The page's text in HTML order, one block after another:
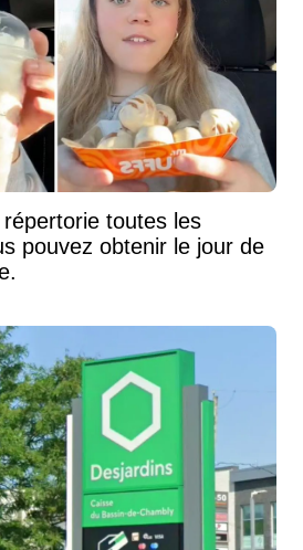
toutes les
pouvez obtenir le jour de